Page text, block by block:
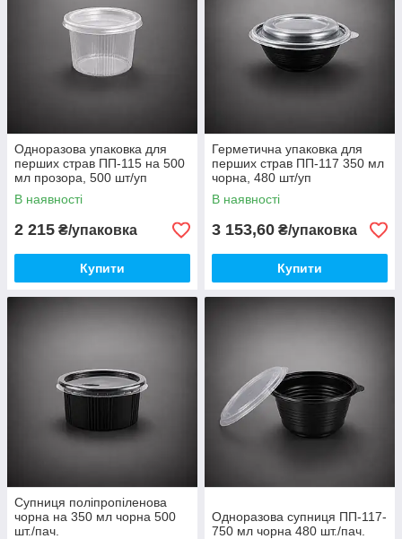
Одноразова упаковка для
перших страв ПП-115 на 500
мл прозора, 500 шт/уп
В наявності
2 215 ₴/упаковка
Купити
Герметична упаковка для
перших страв ПП-117 350 мл
чорна, 480 шт/уп
В наявності
3 153,60 ₴/упаковка
Купити
Супниця поліпропіленова
чорна на 350 мл чорна 500
шт./пач.
Одноразова супниця ПП-117-
750 мл чорна 480 шт./пач.